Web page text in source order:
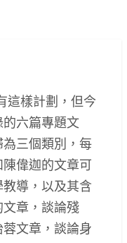
這樣計劃，但今
六篇專題文
三個類別，每
偉迦的文章可
導，以及其含
章，談論殘
文章，談論身